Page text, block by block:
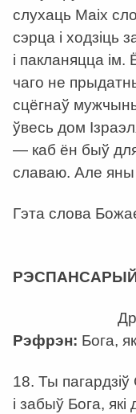
слухаць Маіх
сэрца і ходзіць
і пакланяцца ім.
чаго не
сцёгнаў
ўвесь дом
— каб ён быў
славаю. Але яны
Гэта слова
Рэфрэн: Бога,
18. Ты
і забыў Бога,